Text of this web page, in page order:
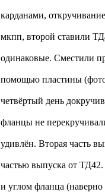
карданами,
мкпп, второй ставили
одинаковые. Сместили
помощью пластины
четвёртый день
фланцы не
удивлён. Вторая часть
частью выпуска от
и углом фланца